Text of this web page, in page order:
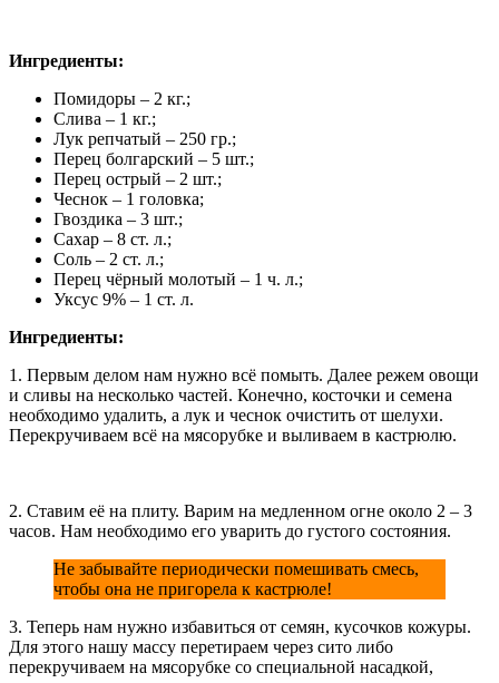
Ингредиенты:
Помидоры – 2 кг.;
Слива – 1 кг.;
Лук репчатый – 250 гр.;
Перец болгарский – 5 шт.;
Перец острый – 2 шт.;
Чеснок – 1 головка;
Гвоздика – 3 шт.;
Сахар – 8 ст. л.;
Соль – 2 ст. л.;
Перец чёрный молотый – 1 ч. л.;
Уксус 9% – 1 ст. л.
Ингредиенты:
1. Первым делом нам нужно всё помыть. Далее режем овощи
и сливы на несколько частей. Конечно, косточки и семена
необходимо удалить, а лук и чеснок очистить от шелухи.
Перекручиваем всё на мясорубке и выливаем в кастрюлю.
2. Ставим её на плиту. Варим на медленном огне около 2 – 3
часов. Нам необходимо его уварить до густого состояния.
Не забывайте периодически помешивать смесь,
чтобы она не пригорела к кастрюле!
3. Теперь нам нужно избавиться от семян, кусочков кожуры.
Для этого нашу массу перетираем через сито либо
перекручиваем на мясорубке со специальной насадкой,